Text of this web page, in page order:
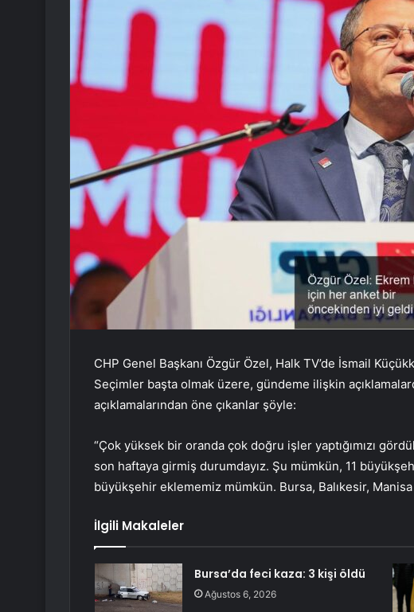
CHP Genel Başkanı Özgür Özel, Halk TV’de İsmail
Seçimler başta olmak üzere, gündeme ilişkin
açıklamalarından öne çıkanlar şöyle:
“Çok yüksek bir oranda çok doğru işler yaptığımızı
son haftaya girmiş durumdayız. Şu mümkün, 11
büyükşehir eklememiz mümkün. Bursa, Balıkesir,
İlgili Makaleler
Bursa’da feci kaza: 3 kişi öldü
Ağustos 6, 2026